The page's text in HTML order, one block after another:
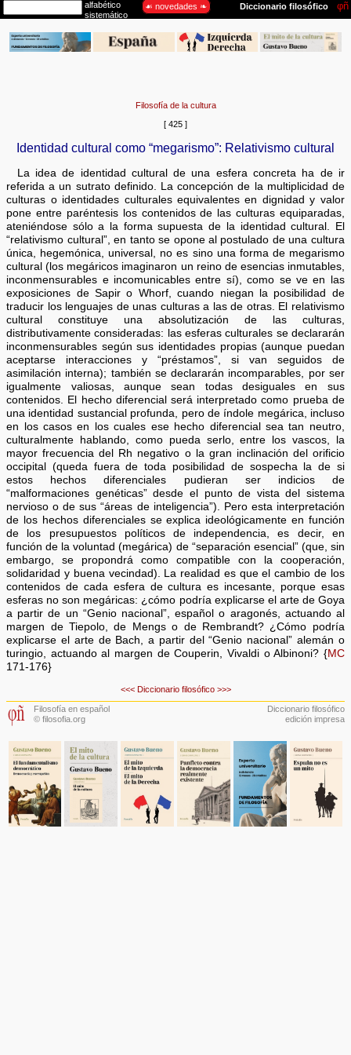
Filosofía de la cultura
[ 425 ]
Identidad cultural como “megarismo”: Relativismo cultural
La idea de identidad cultural de una esfera concreta ha de ir
referida a un sutrato definido. La concepción de la multiplicidad de
culturas o identidades culturales equivalentes en dignidad y valor
pone entre paréntesis los contenidos de las culturas equiparadas,
ateniéndose sólo a la forma supuesta de la identidad cultural. El
“relativismo cultural”, en tanto se opone al postulado de una cultura
única, hegemónica, universal, no es sino una forma de megarismo
cultural (los megáricos imaginaron un reino de esencias inmutables,
inconmensurables e incomunicables entre sí), como se ve en las
exposiciones de Sapir o Whorf, cuando niegan la posibilidad de
traducir los lenguajes de unas culturas a las de otras. El relativismo
cultural constituye una absolutización de las culturas,
distributivamente consideradas: las esferas culturales se declararán
inconmensurables según sus identidades propias (aunque puedan
aceptarse interacciones y “préstamos”, si van seguidos de
asimilación interna); también se declararán incomparables, por ser
igualmente valiosas, aunque sean todas desiguales en sus
contenidos. El hecho diferencial será interpretado como prueba de
una identidad sustancial profunda, pero de índole megárica, incluso
en los casos en los cuales ese hecho diferencial sea tan neutro,
culturalmente hablando, como pueda serlo, entre los vascos, la
mayor frecuencia del Rh negativo o la gran inclinación del orificio
occipital (queda fuera de toda posibilidad de sospecha la de si
estos hechos diferenciales pudieran ser indicios de
“malformaciones genéticas” desde el punto de vista del sistema
nervioso o de sus “áreas de inteligencia”). Pero esta interpretación
de los hechos diferenciales se explica ideológicamente en función
de los presupuestos políticos de independencia, es decir, en
función de la voluntad (megárica) de “separación esencial” (que, sin
embargo, se propondrá como compatible con la cooperación,
solidaridad y buena vecindad). La realidad es que el cambio de los
contenidos de cada esfera de cultura es incesante, porque esas
esferas no son megáricas: ¿cómo podría explicarse el arte de Goya
a partir de un “Genio nacional”, español o aragonés, actuando al
margen de Tiepolo, de Mengs o de Rembrandt? ¿Cómo podría
explicarse el arte de Bach, a partir del “Genio nacional” alemán o
turingio, actuando al margen de Couperin, Vivaldi o Albinoni? {MC
171-176}
<<< Diccionario filosófico >>>
Filosofía en español
© filosofia.org
Diccionario filosófico
edición impresa